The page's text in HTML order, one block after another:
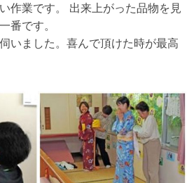
作業です。 出来上がった品物を見
番です。
いました。喜んで頂けた時が最高